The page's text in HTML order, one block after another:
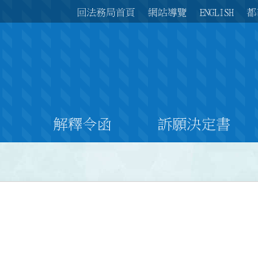
回法務局首頁 網站導覽 ENGLISH 都
解釋令函 訴願決定書